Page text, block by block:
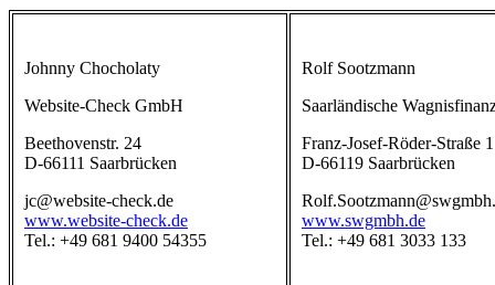
Johnny Chocholaty
Website-Check GmbH
Beethovenstr. 24
D-66111 Saarbrücken
jc@website-check.de
www.website-check.de
Tel.: +49 681 9400 54355
Rolf Sootzmann
Saarländische
Franz-Josef-Röder-Straße
D-66119 Saarbrücken
www.swgmbh.de
Tel.: +49 681 3033 133